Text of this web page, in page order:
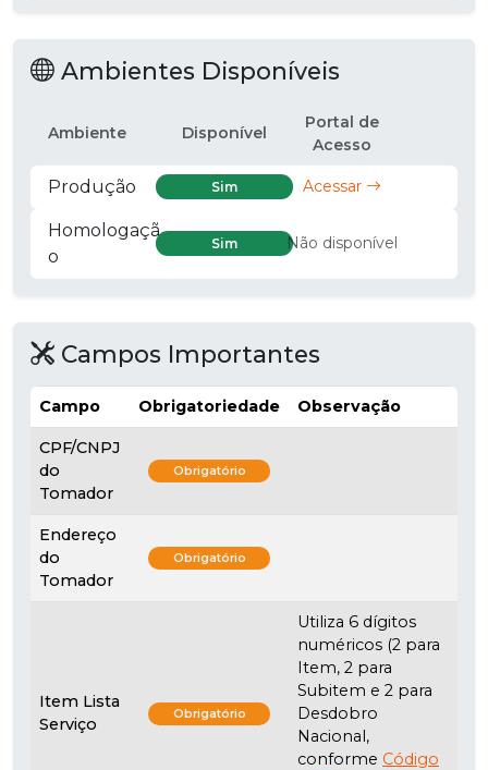
Ambientes Disponíveis
Ambiente Disponível
Portal de
Acesso
Produção Sim Acessar
Homologaçã
o
Sim Não disponível
Campos Importantes
Campo Obrigatoriedade Observação
CPF/CNPJ
do
Tomador
Obrigatório
Endereço
do
Tomador
Obrigatório
Item Lista
Serviço
Obrigatório
Utiliza 6 dígitos
numéricos (2 para
Item, 2 para
Subitem e 2 para
Desdobro
Nacional,
conforme Código